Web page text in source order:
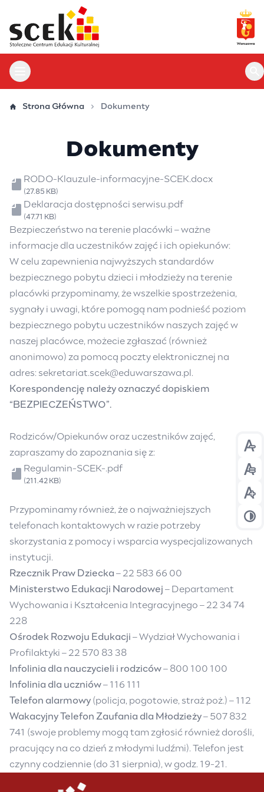
treści
Otwórz menu główne
Strona Główna Dokumenty
Dokumenty
PlikRODO-Klauzule-informacyjne-SCEK.docx
(27.85 KB)
PlikDeklaracja dostępności serwisu.pdf
(47.71 KB)
Bezpieczeństwo na terenie placówki – ważne
informacje dla uczestników zajęć i ich opiekunów:
W celu zapewnienia najwyższych standardów
bezpiecznego pobytu dzieci i młodzieży na terenie
placówki przypominamy, że wszelkie spostrzeżenia,
sygnały i uwagi, które pomogą nam podnieść poziom
bezpiecznego pobytu uczestników naszych zajęć w
naszej placówce, możecie zgłaszać (również
anonimowo) za pomocą poczty elektronicznej na
adres: sekretariat.scek@eduwarszawa.pl .
Korespondencję należy oznaczyć dopiskiem
“BEZPIECZEŃSTWO”.
Rodziców/Opiekunów oraz uczestników zajęć,
zapraszamy do zapoznania się z:
PlikRegulamin-SCEK-.pdf
(211.42 KB)
Przypominamy również, że o najważniejszych
telefonach kontaktowych w razie potrzeby
skorzystania z pomocy i wsparcia wyspecjalizowanych
instytucji.
Rzecznik Praw Dziecka – 22 583 66 00
Ministerstwo Edukacji Narodowej – Departament
Wychowania i Kształcenia Integracyjnego – 22 34 74
228
Ośrodek Rozwoju Edukacji – Wydział Wychowania i
Profilaktyki – 22 570 83 38
Infolinia dla nauczycieli i rodziców– 800 100 100
Infolinia dla uczniów– 116 111
Telefon alarmowy (policja, pogotowie, straż poż.) – 112
Wakacyjny Telefon Zaufania dla Młodzieży– 507 832
741 (swoje problemy mogą tam zgłosić również dorośli,
pracujący na co dzień z młodymi ludźmi). Telefon jest
czynny codziennie (do 31 sierpnia), w godz. 19-21.